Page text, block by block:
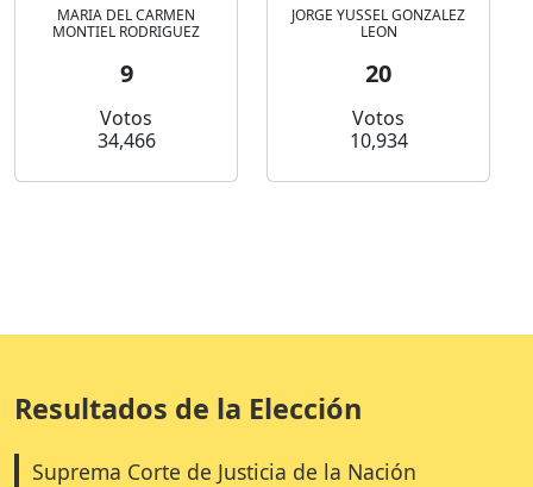
MARIA DEL CARMEN
MONTIEL RODRIGUEZ
9
Votos
34,466
JORGE YUSSEL GONZALEZ
LEON
20
Votos
10,934
Resultados de la Elección
Suprema Corte de Justicia de la Nación